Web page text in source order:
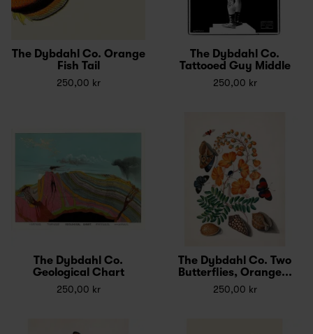
The Dybdahl Co. Orange
Fish Tail
250,00 kr
The Dybdahl Co.
Tattooed Guy Middle
250,00 kr
The Dybdahl Co.
Geological Chart
250,00 kr
The Dybdahl Co. Two
Butterflies, Orange...
250,00 kr